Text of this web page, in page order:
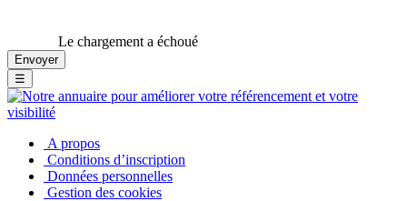
Le chargement a échoué
☰
A propos
Conditions d’inscription
Données personnelles
Gestion des cookies